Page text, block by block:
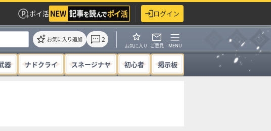
ポイ活 ログイン
お気に入り追加 2
お気に入り ご意見 MENU
器 ナドクライ スネージナヤ 初心者 掲示板